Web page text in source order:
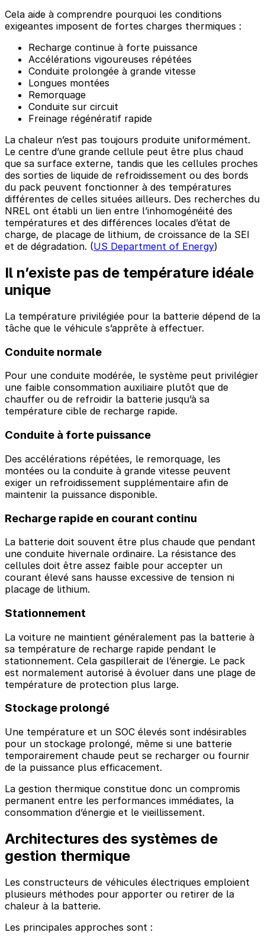
Cela aide à comprendre pourquoi les conditions
exigeantes imposent de fortes charges thermiques :
Recharge continue à forte puissance
Accélérations vigoureuses répétées
Conduite prolongée à grande vitesse
Longues montées
Remorquage
Conduite sur circuit
Freinage régénératif rapide
La chaleur n’est pas toujours produite uniformément.
Le centre d’une grande cellule peut être plus chaud
que sa surface externe, tandis que les cellules proches
des sorties de liquide de refroidissement ou des bords
du pack peuvent fonctionner à des températures
différentes de celles situées ailleurs. Des recherches du
NREL ont établi un lien entre l’inhomogénéité des
températures et des différences locales d’état de
charge, de placage de lithium, de croissance de la SEI
et de dégradation. (US Department of Energy)
Il n’existe pas de température idéale
unique
La température privilégiée pour la batterie dépend de la
tâche que le véhicule s’apprête à effectuer.
Conduite normale
Pour une conduite modérée, le système peut privilégier
une faible consommation auxiliaire plutôt que de
chauffer ou de refroidir la batterie jusqu’à sa
température cible de recharge rapide.
Conduite à forte puissance
Des accélérations répétées, le remorquage, les
montées ou la conduite à grande vitesse peuvent
exiger un refroidissement supplémentaire afin de
maintenir la puissance disponible.
Recharge rapide en courant continu
La batterie doit souvent être plus chaude que pendant
une conduite hivernale ordinaire. La résistance des
cellules doit être assez faible pour accepter un
courant élevé sans hausse excessive de tension ni
placage de lithium.
Stationnement
La voiture ne maintient généralement pas la batterie à
sa température de recharge rapide pendant le
stationnement. Cela gaspillerait de l’énergie. Le pack
est normalement autorisé à évoluer dans une plage de
température de protection plus large.
Stockage prolongé
Une température et un SOC élevés sont indésirables
pour un stockage prolongé, même si une batterie
temporairement chaude peut se recharger ou fournir
de la puissance plus efficacement.
La gestion thermique constitue donc un compromis
permanent entre les performances immédiates, la
consommation d’énergie et le vieillissement.
Architectures des systèmes de
gestion thermique
Les constructeurs de véhicules électriques emploient
plusieurs méthodes pour apporter ou retirer de la
chaleur à la batterie.
Les principales approches sont :